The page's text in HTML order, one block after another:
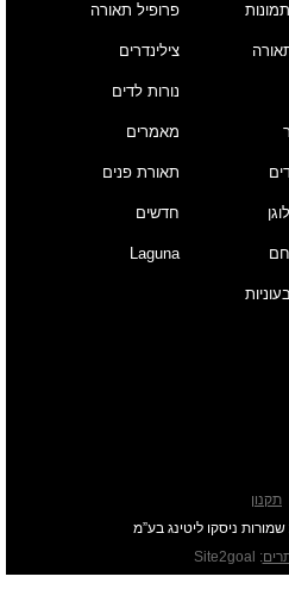
פרופיל תאורה
צילינדרים
נורות לדים
מאמרים
תאורת פנים
חדשים
Laguna
תקנון
:
Site2goal